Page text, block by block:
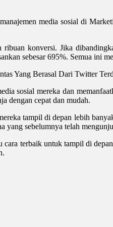
media sosial di
konversi. Jika
sebesar 695%. Semua ini
Yang Berasal Dari Twitter
sosial mereka dan
dengan cepat dan mudah.
tampil di depan lebih
yang sebelumnya telah
terbaik untuk tampil di